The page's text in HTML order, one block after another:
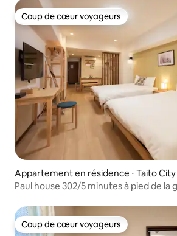
Coup de cœur voyageurs
Coup de cœur voyageurs
Appartement en résidence ⋅ Taito City
Paul house 302/5 minutes à pied de la
haut débit gratuit/bâtiment avec
ascenseur/communication en japonais,
Coup de cœur voyageurs
Coup de cœur voyageurs